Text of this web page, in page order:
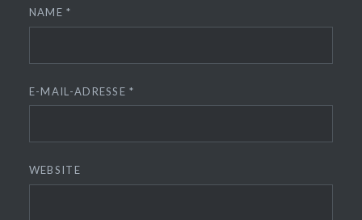
NAME*
E-MAIL-ADRESSE*
WEBSITE